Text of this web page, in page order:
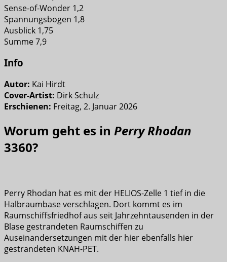
Sense-of-Wonder 1,2
Spannungsbogen 1,8
Ausblick 1,75
Summe 7,9
Info
Autor: Kai Hirdt
Cover-Artist: Dirk Schulz
Erschienen: Freitag, 2. Januar 2026
Worum geht es in Perry Rhodan
3360?
Perry Rhodan hat es mit der HELIOS-Zelle 1 tief in die
Halbraumbase verschlagen. Dort kommt es im
Raumschiffsfriedhof aus seit Jahrzehntausenden in der
Blase gestrandeten Raumschiffen zu
Auseinandersetzungen mit der hier ebenfalls hier
gestrandeten KNAH-PET.